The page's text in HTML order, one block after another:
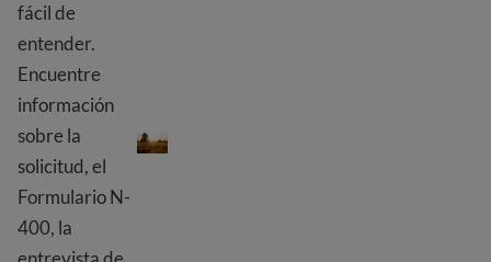
fácil de
entender.
Encuentre
información
sobre la
solicitud, el
Formulario N-
400, la